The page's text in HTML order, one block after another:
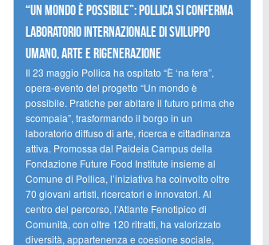
“UN MONDO È POSSIBILE”: POLLICA SI CONFERMA
LABORATORIO INTERNAZIONALE DI SVILUPPO
UMANO, ARTE E RIGENERAZIONE
Il 23 maggio Pollica ha ospitato “È ‘na fera”,
opera-evento del progetto “Un mondo è
possibile. Pratiche per abitare il futuro prima che
scompaia”, trasformando il borgo in un
laboratorio diffuso di arte, ricerca e cittadinanza
attiva. Promossa dal Paideia Campus della
Fondazione Future Food Institute insieme al
Comune di Pollica, l’iniziativa ha coinvolto oltre
70 giovani artisti, ricercatori e innovatori. Al
centro del percorso, l’Atlante Fenotipico di
Comunità, con oltre 120 ritratti, ha valorizzato
diversità, appartenenza e coesione sociale,